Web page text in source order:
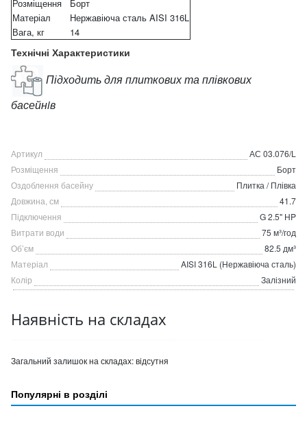
Технічні Характеристики
Розміщення
Борт
Матеріал
Нержавіюча сталь AISI 316L
Вага, кг
14
Підходить для плиткових та плівкових
басейнiв
Артикул
АС 03.076/L
Розміщення
Борт
Оздоблення басейну
Плитка / Плівка
Довжина, см
41.7
Підключення
G 2.5" НP
Витрати води
75 м³/год
Об’єм
82.5 дм³
Матеріал
AISI 316L (Нержавіюча сталь)
Колір
Залізний
Наявність на складах
Загальний залишок на складах:відсутня
Популярні в розділі